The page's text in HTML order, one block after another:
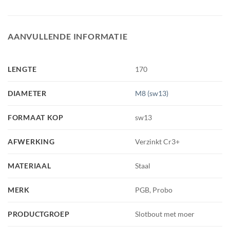
AANVULLENDE INFORMATIE
LENGTE 170
DIAMETER M8 (sw13)
FORMAAT KOP sw13
AFWERKING Verzinkt Cr3+
MATERIAAL Staal
MERK PGB, Probo
PRODUCTGROEP Slotbout met moer